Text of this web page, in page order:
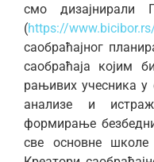
смо
(https://
саобраћајног
саобраћаја којим
рањивих учесника у
анализе и
формирање
све основне школе